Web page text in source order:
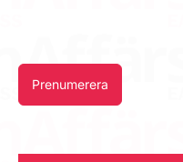
Prenumerera